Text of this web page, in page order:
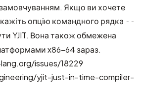
Якщо ви хочете
опцію командного рядка --
YJIT. Вона також обмежена
x86-64 зараз.
issues/18229
yjit-just-in-time-compiler-